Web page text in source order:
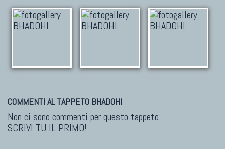
COMMENTI AL TAPPETO BHADOHI
Non ci sono commenti per questo tappeto.
SCRIVI TU IL PRIMO!